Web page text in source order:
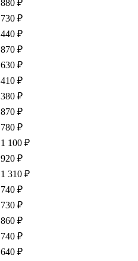
880 ₽
730 ₽
440 ₽
870 ₽
630 ₽
410 ₽
380 ₽
870 ₽
780 ₽
1 100 ₽
920 ₽
1 310 ₽
740 ₽
730 ₽
860 ₽
740 ₽
640 ₽